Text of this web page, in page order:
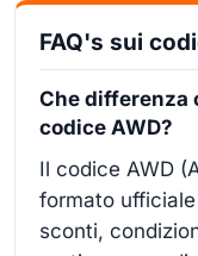
FAQ's sui
Che differenza
codice AWD?
Il codice AWD
formato
sconti,